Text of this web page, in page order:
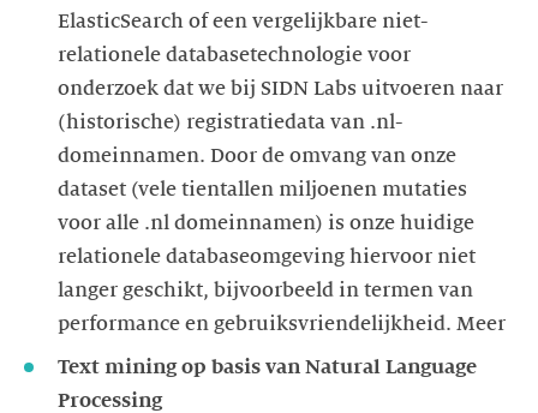
ElasticSearch of een vergelijkbare niet-
relationele databasetechnologie voor
onderzoek dat we bij SIDN Labs uitvoeren naar
(historische) registratiedata van .nl-
domeinnamen. Door de omvang van onze
dataset (vele tientallen miljoenen mutaties
voor alle .nl domeinnamen) is onze huidige
relationele databaseomgeving hiervoor niet
langer geschikt, bijvoorbeeld in termen van
performance en gebruiksvriendelijkheid. Meer
Text mining op basis van Natural Language
Processing